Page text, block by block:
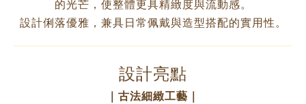
的光芒，使整體更具精緻度與流動感。
設計俐落優雅，兼具日常佩戴與造型搭配的實用性。
設計亮點
｜古法細緻工藝｜